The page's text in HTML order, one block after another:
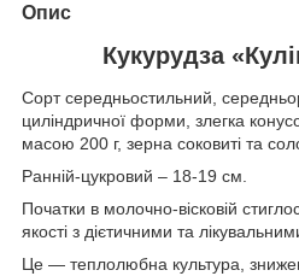
Опис
Кукурудза
Сорт середньостильний,
циліндричної форми, злегка
масою 200 г, зерна соковиті та
Ранній-цукровий – 18-19 см.
Початки в молочно-вісковій
якості з дієтичними та
Це — теплолюбна культура,